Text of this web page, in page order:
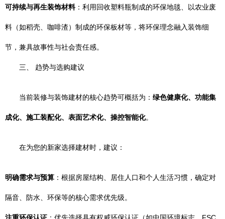
可持续与再生装饰材料：利用回收塑料瓶制成的环保地毯、以农业废
料（如稻壳、咖啡渣）制成的环保板材等，将环保理念融入装饰细
节，兼具故事性与社会责任感。
三、 趋势与选购建议
当前装修与装饰建材的核心趋势可概括为： 绿色健康化、功能集
成化、施工装配化、表面艺术化、操控智能化。
在为您的新家选择建材时，建议：
明确需求与预算 ：根据房屋结构、居住人口和个人生活习惯，确定对
隔音、防水、环保等的核心需求优先级。